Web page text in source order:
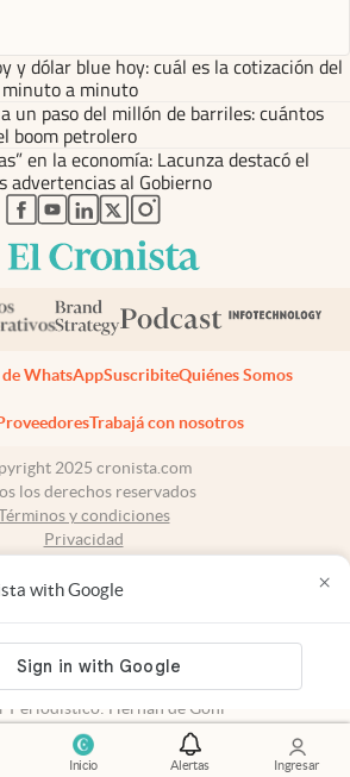
Inicio Alertas Ingresar
with Google ×
y dólar blue hoy: cuál es la cotización del
a minuto
un paso del millón de barriles: cuántos
boom petrolero
en la economía: Lacunza destacó el
advertencias al Gobierno
abre en nueva pestaña
abre en nueva pestaña
abre en nueva pestaña
abre en nueva pestaña
abre en nueva pestaña
de WhatsAppSuscribiteQuiénes Somos
Trabajá con nosotros
2025 cronista.com
los derechos reservados
y condiciones
Privacidad
Tel: +54 11 7078-3270
Periodístico: Hernán de Goñi